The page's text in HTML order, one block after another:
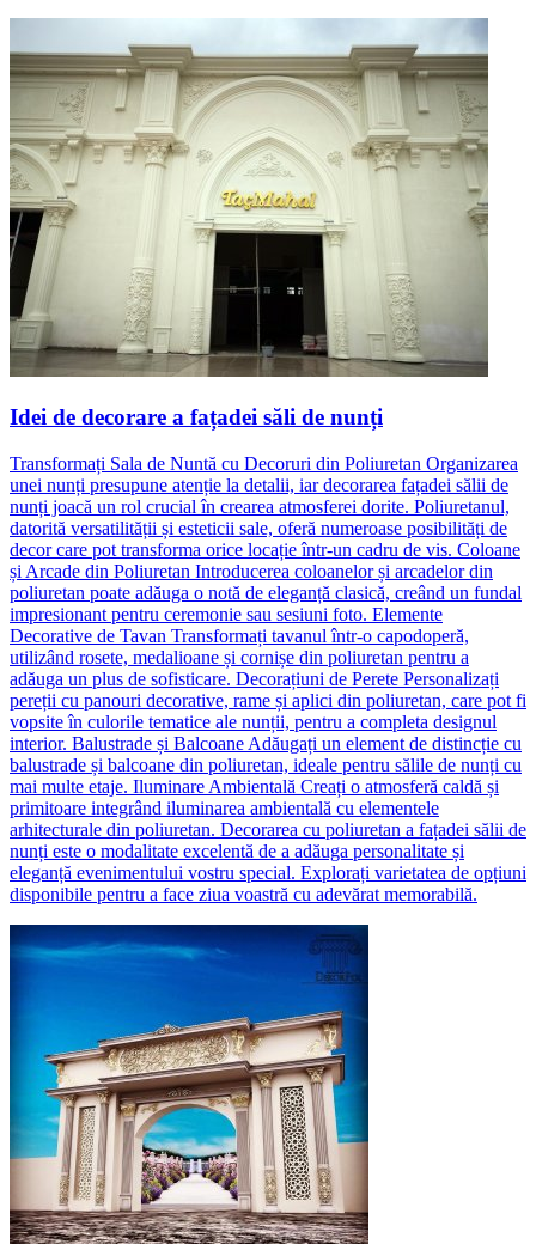
Idei de decorare a fațadei săli de nunți
Transformați Sala de Nuntă cu Decoruri din Poliuretan Organizarea
unei nunți presupune atenție la detalii, iar decorarea fațadei sălii de
nunți joacă un rol crucial în crearea atmosferei dorite. Poliuretanul,
datorită versatilității și esteticii sale, oferă numeroase posibilități de
decor care pot transforma orice locație într-un cadru de vis. Coloane
și Arcade din Poliuretan Introducerea coloanelor și arcadelor din
poliuretan poate adăuga o notă de eleganță clasică, creând un fundal
impresionant pentru ceremonie sau sesiuni foto. Elemente
Decorative de Tavan Transformați tavanul într-o capodoperă,
utilizând rosete, medalioane și cornișe din poliuretan pentru a
adăuga un plus de sofisticare. Decorațiuni de Perete Personalizați
pereții cu panouri decorative, rame și aplici din poliuretan, care pot fi
vopsite în culorile tematice ale nunții, pentru a completa designul
interior. Balustrade și Balcoane Adăugați un element de distincție cu
balustrade și balcoane din poliuretan, ideale pentru sălile de nunți cu
mai multe etaje. Iluminare Ambientală Creați o atmosferă caldă și
primitoare integrând iluminarea ambientală cu elementele
arhitecturale din poliuretan. Decorarea cu poliuretan a fațadei sălii de
nunți este o modalitate excelentă de a adăuga personalitate și
eleganță evenimentului vostru special. Explorați varietatea de opțiuni
disponibile pentru a face ziua voastră cu adevărat memorabilă.